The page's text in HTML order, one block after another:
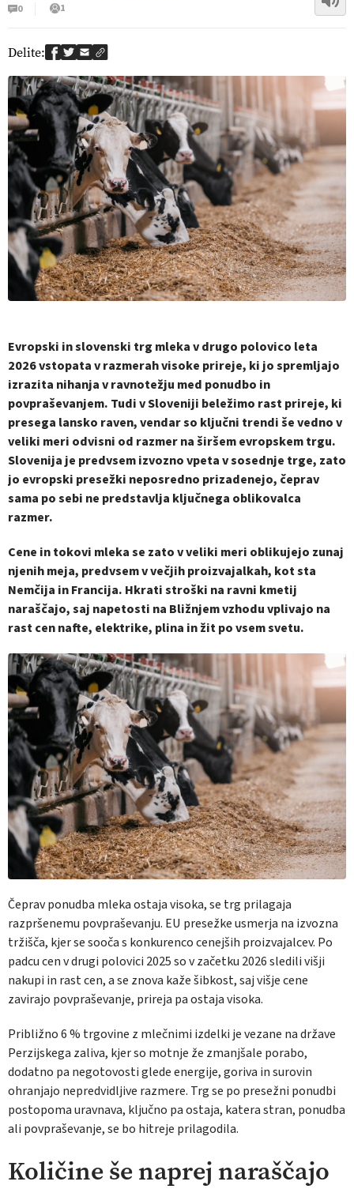
0
1
Delite:
Evropski in slovenski trg mleka v drugo polovico leta
2026 vstopata v razmerah visoke prireje, ki jo spremljajo
izrazita nihanja v ravnotežju med ponudbo in
povpraševanjem. Tudi v Sloveniji beležimo rast prireje, ki
presega lansko raven, vendar so ključni trendi še vedno v
veliki meri odvisni od razmer na širšem evropskem trgu.
Slovenija je predvsem izvozno vpeta v sosednje trge, zato
jo evropski presežki neposredno prizadenejo, čeprav
sama po sebi ne predstavlja ključnega oblikovalca
razmer.
Cene in tokovi mleka se zato v veliki meri oblikujejo zunaj
njenih meja, predvsem v večjih proizvajalkah, kot sta
Nemčija in Francija. Hkrati stroški na ravni kmetij
naraščajo, saj napetosti na Bližnjem vzhodu vplivajo na
rast cen nafte, elektrike, plina in žit po vsem svetu.
Čeprav ponudba mleka ostaja visoka, se trg prilagaja
razpršenemu povpraševanju. EU presežke usmerja na izvozna
tržišča, kjer se sooča s konkurenco cenejših proizvajalcev. Po
padcu cen v drugi polovici 2025 so v začetku 2026 sledili višji
nakupi in rast cen, a se znova kaže šibkost, saj višje cene
zavirajo povpraševanje, prireja pa ostaja visoka.
Približno 6 % trgovine z mlečnimi izdelki je vezane na države
Perzijskega zaliva, kjer so motnje že zmanjšale porabo,
dodatno pa negotovosti glede energije, goriva in surovin
ohranjajo nepredvidljive razmere. Trg se po presežni ponudbi
postopoma uravnava, ključno pa ostaja, katera stran, ponudba
ali povpraševanje, se bo hitreje prilagodila.
Količine še naprej naraščajo